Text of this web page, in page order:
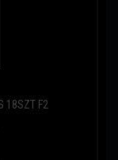
18SZT F2